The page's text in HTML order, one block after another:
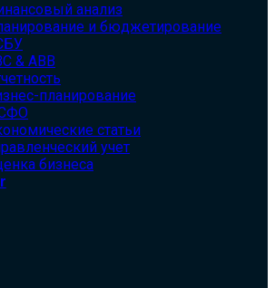
анализ
и бюджетирование
& ABB
планирование
статьи
учет
бизнеса